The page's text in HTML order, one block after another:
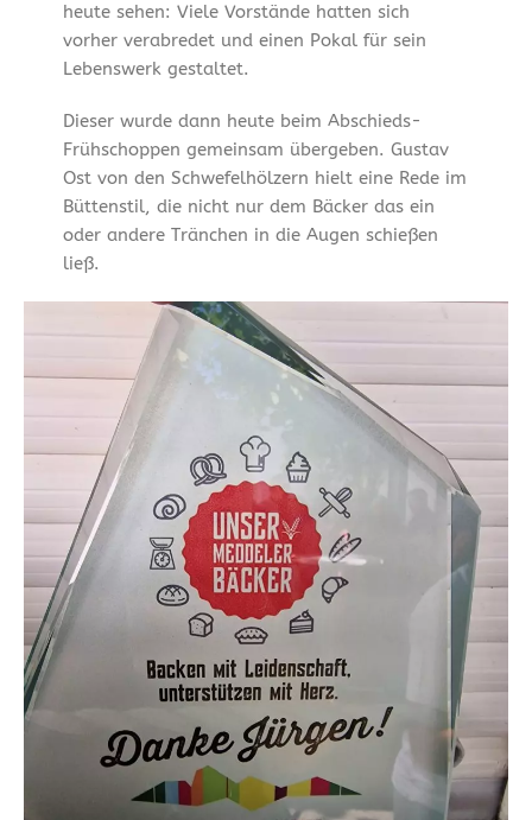
heute sehen: Viele Vorstände hatten sich
vorher verabredet und einen Pokal für sein
Lebenswerk gestaltet.
Dieser wurde dann heute beim Abschieds-
Frühschoppen gemeinsam übergeben. Gustav
Ost von den Schwefelhölzern hielt eine Rede im
Büttenstil, die nicht nur dem Bäcker das ein
oder andere Tränchen in die Augen schießen
ließ.